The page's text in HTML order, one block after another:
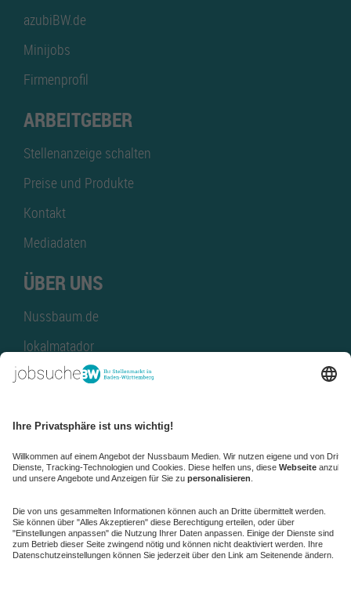
azubiBW.de
Minijobs
Firmenprofil
ARBEITGEBER
Stellenanzeige schalten
Preise und Produkte
Kontakt
Mediadaten
ÜBER UNS
Nussbaum.de
lokalmatador
kaufinBW
NussbaumID
Nussbaum Medien
de.jobble.org